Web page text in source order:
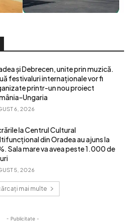
și Debrecen, unite prin muzică.
festivaluri internaționale vor fi
printr-un nou proiect
6, 2026
la Centrul Cultural
din Oradea au ajuns la
Sala mare va avea peste 1.000 de
5, 2026
mai multe
- Publicitate -